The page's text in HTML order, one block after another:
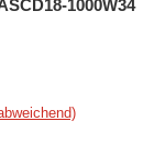
1000W34